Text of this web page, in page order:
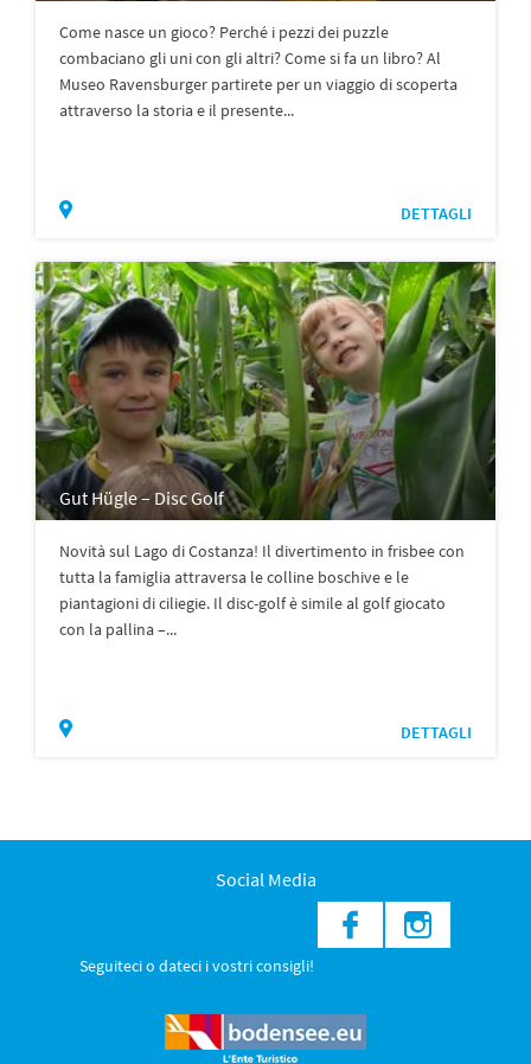
Come nasce un gioco? Perché i pezzi dei puzzle
combaciano gli uni con gli altri? Come si fa un libro? Al
Museo Ravensburger partirete per un viaggio di scoperta
attraverso la storia e il presente...
DETTAGLI
Gut Hügle – Disc Golf
Novità sul Lago di Costanza! Il divertimento in frisbee con
tutta la famiglia attraversa le colline boschive e le
piantagioni di ciliegie. Il disc-golf è simile al golf giocato
con la pallina –...
DETTAGLI
Social Media
Seguiteci o dateci i vostri consigli!